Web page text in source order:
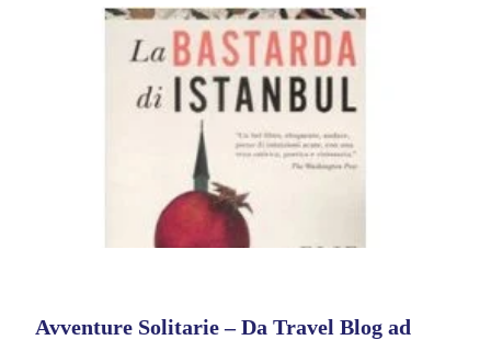
Avventure Solitarie – Da Travel Blog ad